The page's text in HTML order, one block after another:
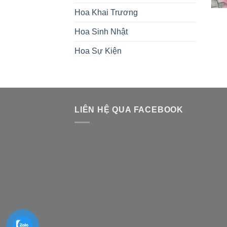
Hoa Khai Trương
Hoa Sinh Nhật
Hoa Sự Kiện
LIÊN HỆ QUA FACEBOOK